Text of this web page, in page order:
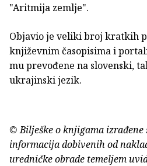
"Aritmija zemlje".
Objavio je veliki broj kratkih
književnim časopisima i
mu prevođene na slovenski,
ukrajinski jezik.
© Bilješke o knjigama izrađene
informacija dobivenih od
uredničke obrade temeljem